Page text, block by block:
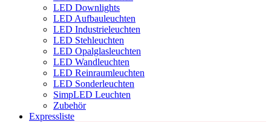
LED Downlights
LED Aufbauleuchten
LED Industrieleuchten
LED Stehleuchten
LED Opalglasleuchten
LED Wandleuchten
LED Reinraumleuchten
LED Sonderleuchten
SimpLED Leuchten
Zubehör
Expressliste